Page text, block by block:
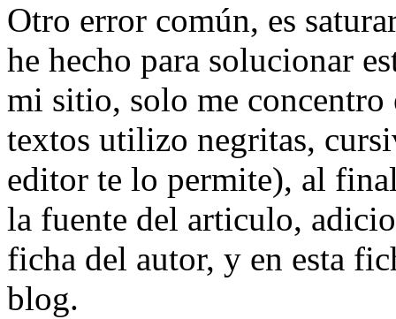
Otro error común, es
he hecho para solucionar
mi sitio, solo me concentro
textos utilizo negritas,
editor te lo permite), al
la fuente del articulo,
ficha del autor, y en esta
blog.